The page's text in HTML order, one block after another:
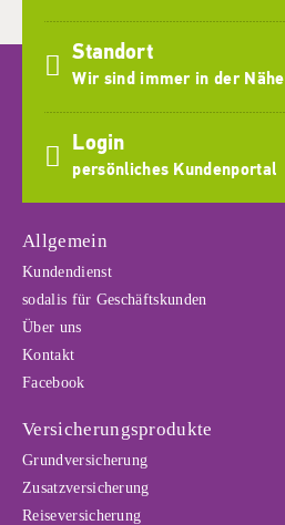
Standort
Wir sind immer in der Nähe
Login
persönliches Kundenportal
Allgemein
Kundendienst
sodalis für Geschäftskunden
Über uns
Kontakt
Facebook
Versicherungsprodukte
Grundversicherung
Zusatzversicherung
Reiseversicherung